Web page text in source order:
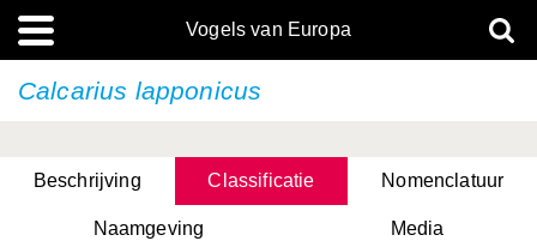
Vogels van Europa
Calcarius lapponicus
Beschrijving Classificatie Nomenclatuur
Naamgeving Media